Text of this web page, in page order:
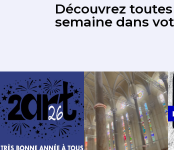
Découvrez
semaine dans